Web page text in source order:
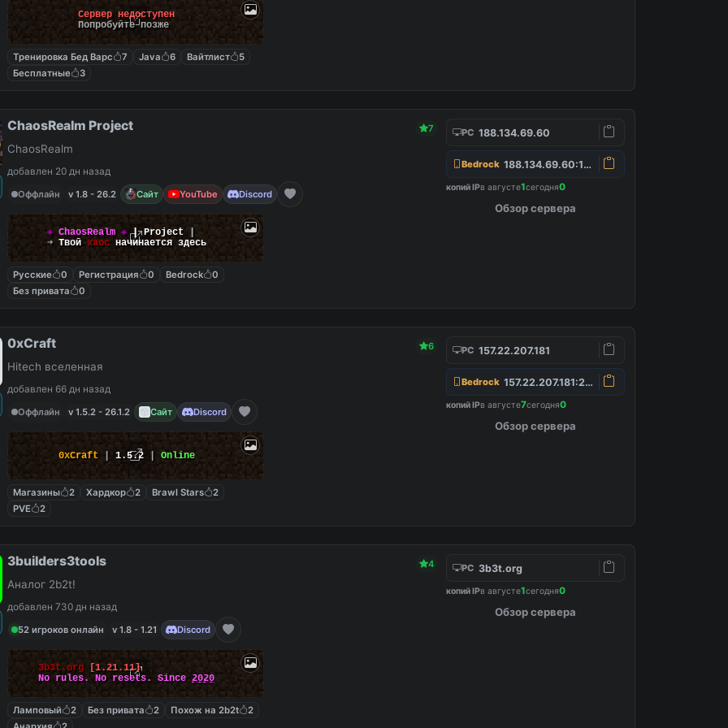
Сервер недоступен
Попробуйте позже
Тренировка Бед Варс 7 Java 6 Вайтлист
5
Бесплатные
3
ChaosRealm Project 7
ChaosRealm
добавлен 20 дн назад
Оффлайн
v 1.8 - 26.2 Сайт YouTube Discord
◈ ChaosRealm ◈┃ Project
➜ Твой хаосначинается здесь
Русские 0 Регистрация 0 Bedrock
0
Без привата
0
PC 188.134.69.60
Bedrock 188.134.69.60:19132
копий IPв августе1сегодня0
Обзор сервера
0xCraft 6
Hitech вселенная
добавлен 66 дн назад
Оффлайн
v 1.5.2 - 26.1.2 Сайт Discord
0xCraft 1.5.2 Online
Магазины 2 Хардкор 2 Brawl Stars
2
PVE
2
PC 157.22.207.181
Bedrock 157.22.207.181:25565
копий IPв августе7сегодня0
Обзор сервера
3builders3tools 4
Аналог 2b2t!
добавлен 730 дн назад
52 игроков онлайн
v 1.8 - 1.21 Discord
3b3t.org
[1.21.11]
No rules. No resets. Since 2020
Ламповый 2 Без привата 2 Похож на 2b2t
2
PC 3b3t.org
копий IPв августе1сегодня0
Обзор сервера